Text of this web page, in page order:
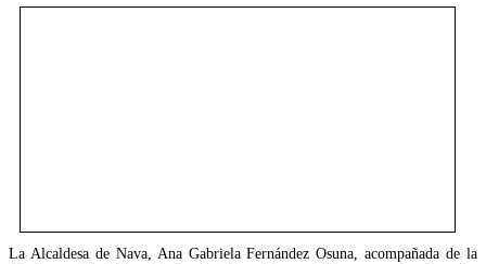
La Alcaldesa de Nava, Ana Gabriela Fernández Osuna, acompañada de la